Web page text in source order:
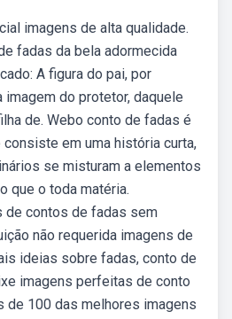
imagens de alta qualidade.
fadas da bela adormecida
A figura do pai, por
do protetor, daquele
de. Webo conto de fadas é
em uma história curta,
se misturam a elementos
que o toda matéria.
de contos de fadas sem
não requerida imagens de
ideias sobre fadas, conto de
imagens perfeitas de conto
de 100 das melhores imagens